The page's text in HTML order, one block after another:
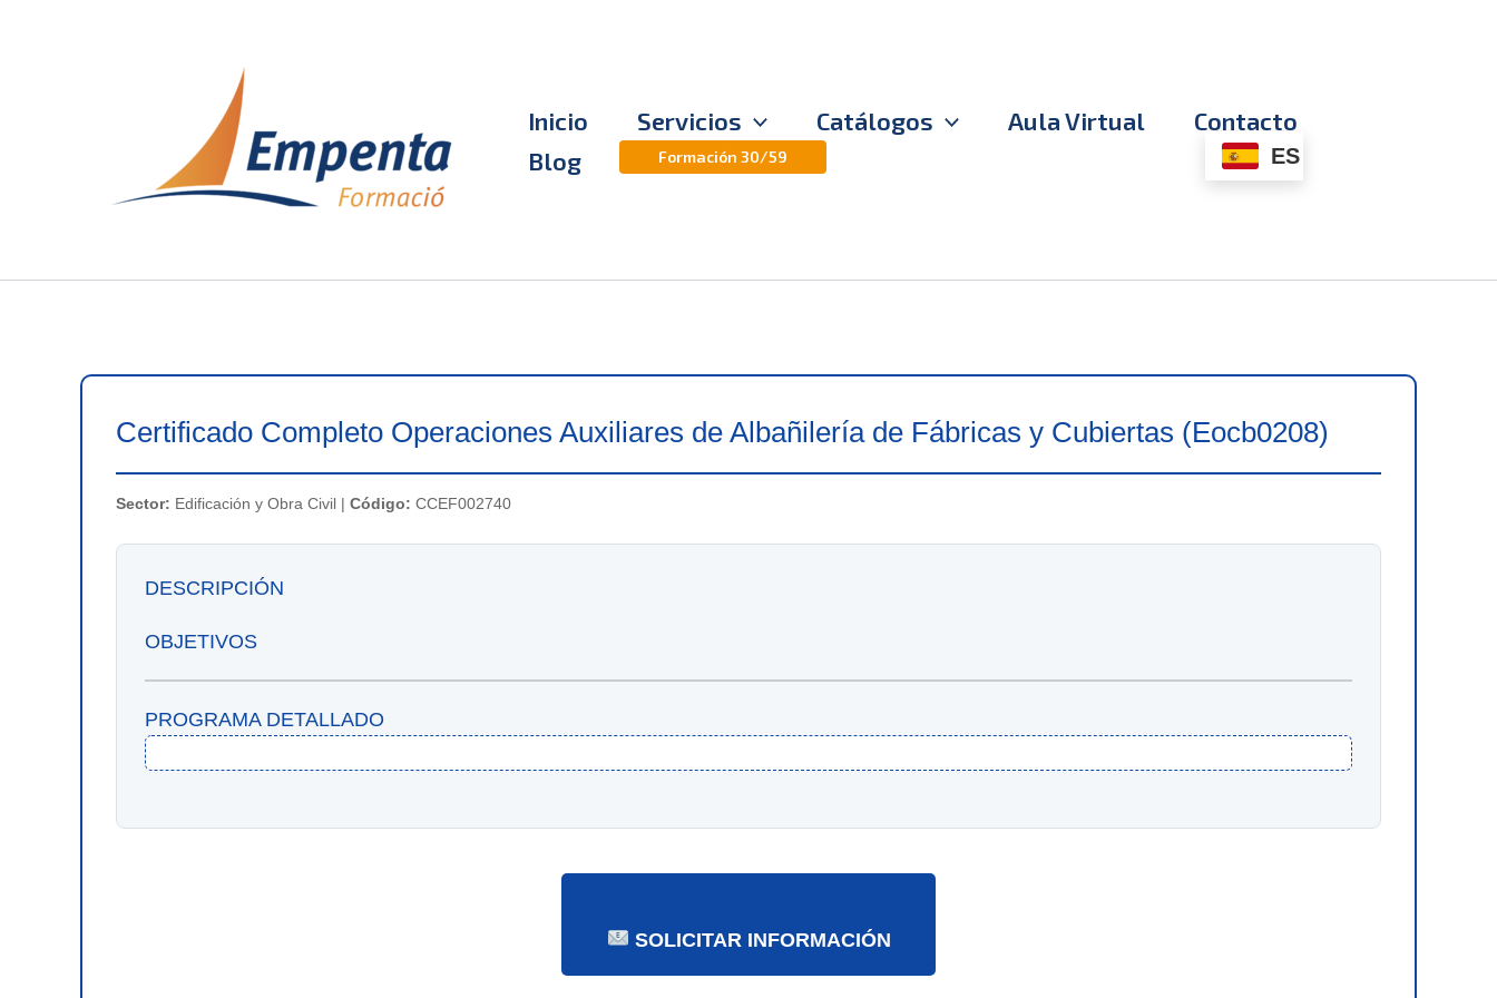
Inicio Servicios Catálogos Aula Virtual
Contacto
Blog
Formación 30/59 ES
Certificado Completo Operaciones Auxiliares de Albañilería de Fábricas y Cubiertas (Eocb0208)
Sector: Edificación y Obra Civil | Código: CCEF002740
DESCRIPCIÓN
OBJETIVOS
PROGRAMA DETALLADO
SOLICITAR INFORMACIÓN